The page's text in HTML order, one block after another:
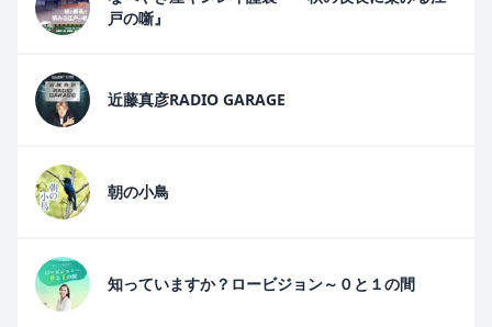
戸の噺』
近藤真彦RADIO GARAGE
朝の小鳥
知っていますか？ロービジョン～０と１の間